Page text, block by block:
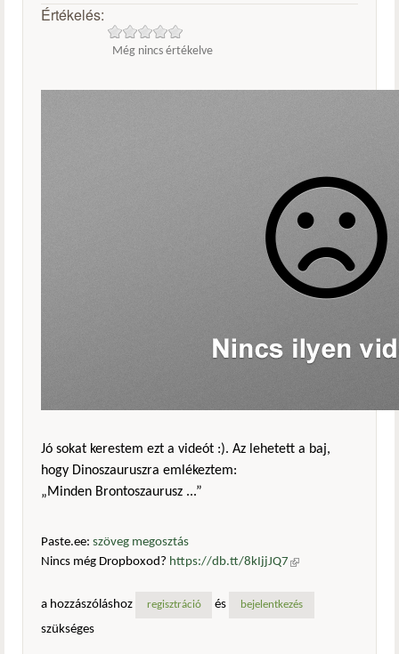
Értékelés:
Még nincs értékelve
Jó sokat kerestem ezt a videót :). Az lehetett a baj,
hogy Dinoszauruszra emlékeztem:
„Minden Brontoszaurusz ...”
Paste.ee: szöveg megosztás
Nincs még Dropboxod? https://db.tt/8kIjjJQ7 (külső
a hozzászóláshoz
regisztráció és bejelentkezés
szükséges